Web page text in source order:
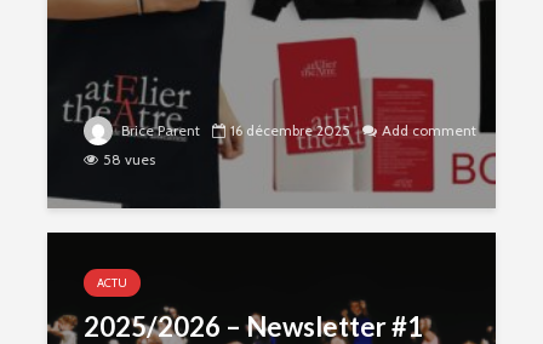
Brice Parent 16 décembre 2025
Add comment
58 vues
ACTU
2025/2026 – Newsletter #1